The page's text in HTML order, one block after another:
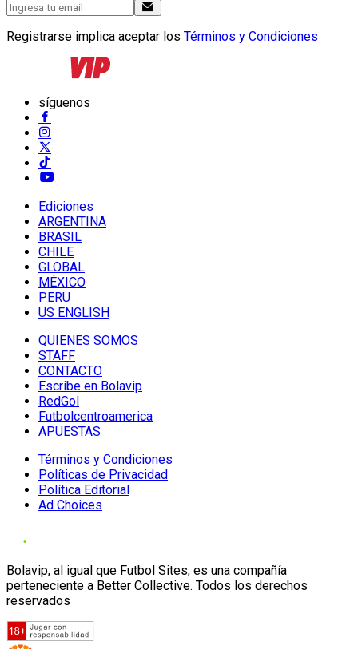
Registrarse implica aceptar los Términos y Condiciones
síguenos
Ediciones
ARGENTINA
BRASIL
CHILE
GLOBAL
MÉXICO
PERU
US ENGLISH
QUIENES SOMOS
STAFF
CONTACTO
Escribe en Bolavip
RedGol
Futbolcentroamerica
APUESTAS
Términos y Condiciones
Políticas de Privacidad
Política Editorial
Ad Choices
Bolavip, al igual que Futbol Sites, es una compañía
perteneciente a Better Collective. Todos los derechos
reservados